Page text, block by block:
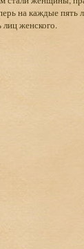
на каждые пять
лиц женского.